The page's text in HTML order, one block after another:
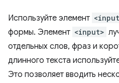
Используйте элемент
формы. Элемент <input>
отдельных слов, фраз и
длинного текста
Это позволяет вводить